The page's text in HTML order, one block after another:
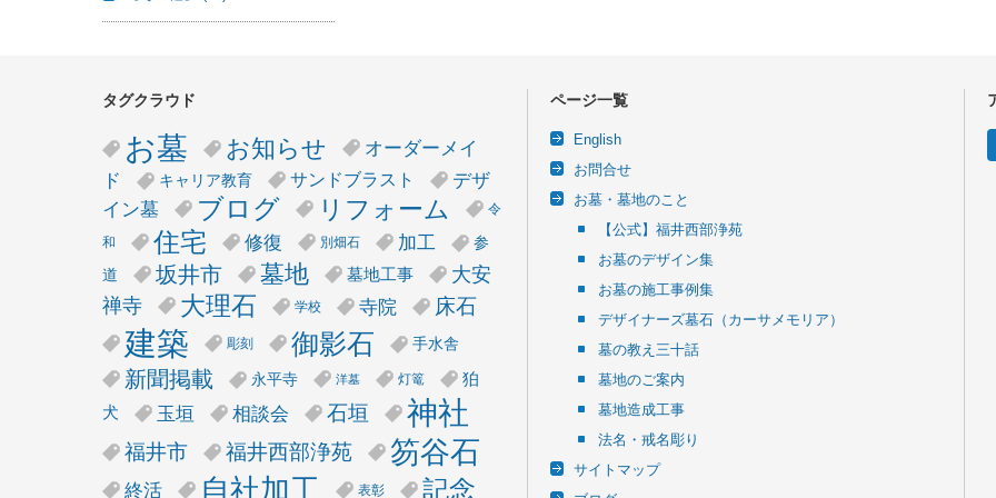
タグクラウド
お墓 お知らせ
オーダーメイ
ド
キャリア教育 サンドブラスト
デザ
イン墓
ブログ リフォーム 令
和 住宅 修復 別畑石 加工
参
道
坂井市 墓地 墓地工事
大安
禅寺
大理石 学校 寺院 床石
建築 彫刻 御影石 手水舎
新聞掲載 永平寺 洋墓 灯篭
狛
犬
玉垣 相談会 石垣 神社
福井市 福井西部浄苑 笏谷石
終活 自社加工 表彰 記念
ページ一覧
English
お問合せ
お墓・墓地のこと
【公式】福井西部浄苑
お墓のデザイン集
お墓の施工事例集
デザイナーズ墓石（カーサメモリア）
墓の教え三十話
墓地のご案内
墓地造成工事
法名・戒名彫り
サイトマップ